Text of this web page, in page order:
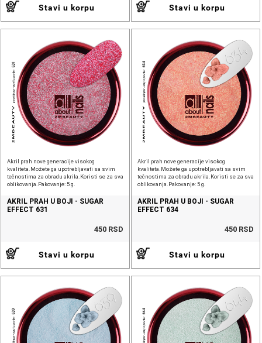
Stavi u korpu Stavi u korpu
Akril prah nove generacije visokog
kvaliteta.Možete ga upotrebljavati sa svim
tečnostima za obradu akrila.Koristi se za sva
oblikovanja.Pakovanje: 5 g.
AKRIL PRAH U BOJI - SUGAR
EFFECT 631
450 RSD
Stavi u korpu
Akril prah nove generacije visokog
kvaliteta.Možete ga upotrebljavati sa svim
tečnostima za obradu akrila.Koristi se za sva
oblikovanja.Pakovanje: 5 g.
AKRIL PRAH U BOJI - SUGAR
EFFECT 634
450 RSD
Stavi u korpu